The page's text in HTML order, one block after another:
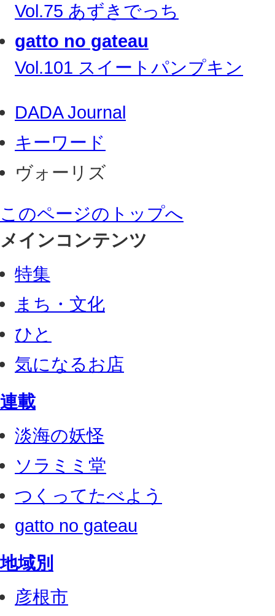
Vol.75 あずきでっち
gatto no gateau
Vol.101 スイートパンプキン
DADA Journal
キーワード
ヴォーリズ
このページのトップへ
メインコンテンツ
特集
まち・文化
ひと
気になるお店
連載
淡海の妖怪
ソラミミ堂
つくってたべよう
gatto no gateau
地域別
彦根市